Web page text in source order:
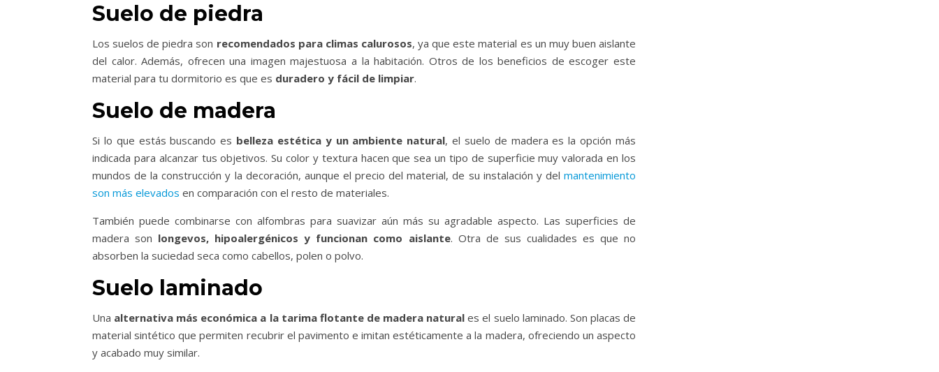
Suelo de piedra
Los suelos de piedra son recomendados para climas calurosos, ya que este material es un muy buen aislante
del calor. Además, ofrecen una imagen majestuosa a la habitación. Otros de los beneficios de escoger este
material para tu dormitorio es que es duradero y fácil de limpiar.
Suelo de madera
Si lo que estás buscando es belleza estética y un ambiente natural, el suelo de madera es la opción más
indicada para alcanzar tus objetivos. Su color y textura hacen que sea un tipo de superficie muy valorada en los
mundos de la construcción y la decoración, aunque el precio del material, de su instalación y del mantenimiento
son más elevados en comparación con el resto de materiales.
También puede combinarse con alfombras para suavizar aún más su agradable aspecto. Las superficies de
madera son longevos, hipoalergénicos y funcionan como aislante. Otra de sus cualidades es que no
absorben la suciedad seca como cabellos, polen o polvo.
Suelo laminado
Una alternativa más económica a la tarima flotante de madera natural es el suelo laminado. Son placas de
material sintético que permiten recubrir el pavimento e imitan estéticamente a la madera, ofreciendo un aspecto
y acabado muy similar.